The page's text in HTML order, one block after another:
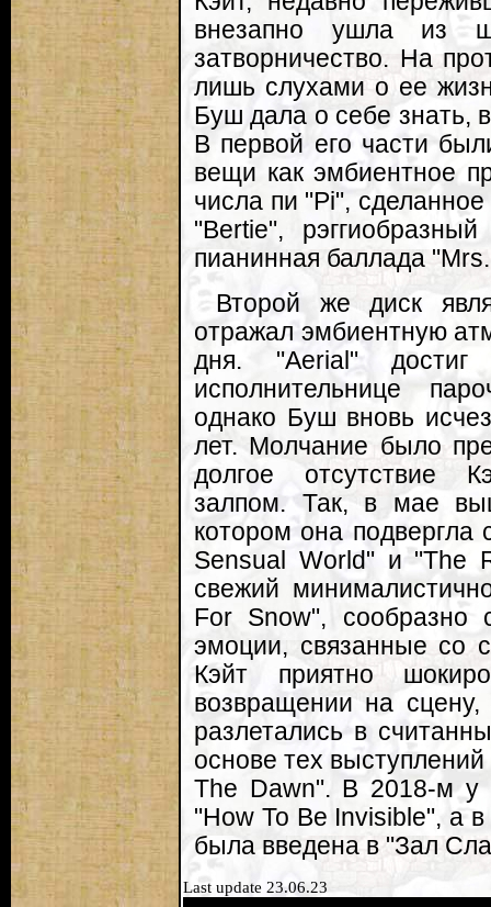
внезапно ушла из
затворничество. На
лишь слухами о ее
Буш дала о себе знать,
В первой его части
вещи как эмбиентное
числа пи "Pi",
"Bertie",
пианинная баллада
Второй же диск
отражал эмбиентную
дня. "Aerial"
исполнительнице
однако Буш вновь
лет. Молчание было
долгое отсутствие
залпом. Так, в мае
котором она подвергла
Sensual World" и "The
свежий
For Snow", сообразно
эмоции, связанные со
Кэйт приятно
возвращении на
разлетались в
основе тех
The Dawn". В 2018-м у
"How To Be Invisible", а
была введена в "Зал
Last update 23.06.23